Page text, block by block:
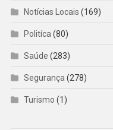
Notícias Locais (169)
Politíca (80)
Saúde (283)
Segurança (278)
Turismo (1)